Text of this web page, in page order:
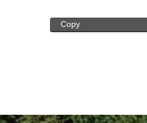
Copy